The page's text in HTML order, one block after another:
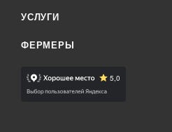
УСЛУГИ
ФЕРМЕРЫ